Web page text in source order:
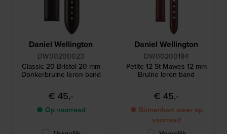
Daniel Wellington
DW00200023
Classic 20 Bristol 20 mm
Donkerbruine leren band
€ 45,-
● Op voorraad
Daniel Wellington
DW00200184
Petite 12 St Mawes 12 mm
Bruine leren band
€ 45,-
● Binnenkort weer op
voorraad